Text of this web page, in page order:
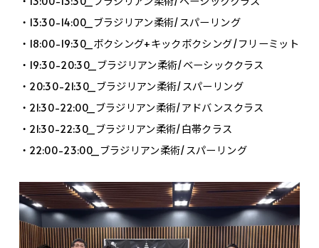
・13:30-14:00_ブラジリアン柔術/スパーリング
・18:00-19:30_ボクシング+キックボクシング/フリーミット
・19:30-20:30_ブラジリアン柔術/ベーシッククラス
・20:30-21:30_ブラジリアン柔術/スパーリング
・21:30-22:00_ブラジリアン柔術/アドバンスクラス
・21:30-22:30_ブラジリアン柔術/白帯クラス
・22:00-23:00_ブラジリアン柔術/スパーリング